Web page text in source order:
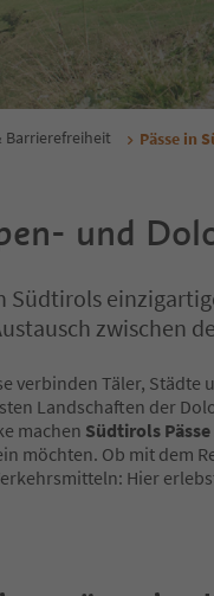
Barrierefreiheit Pässe in
und
Südtirols
zwischen
verbinden Täler,
Landschaften der
machen Südtirols Pässe
möchten. Ob mit dem
Hier